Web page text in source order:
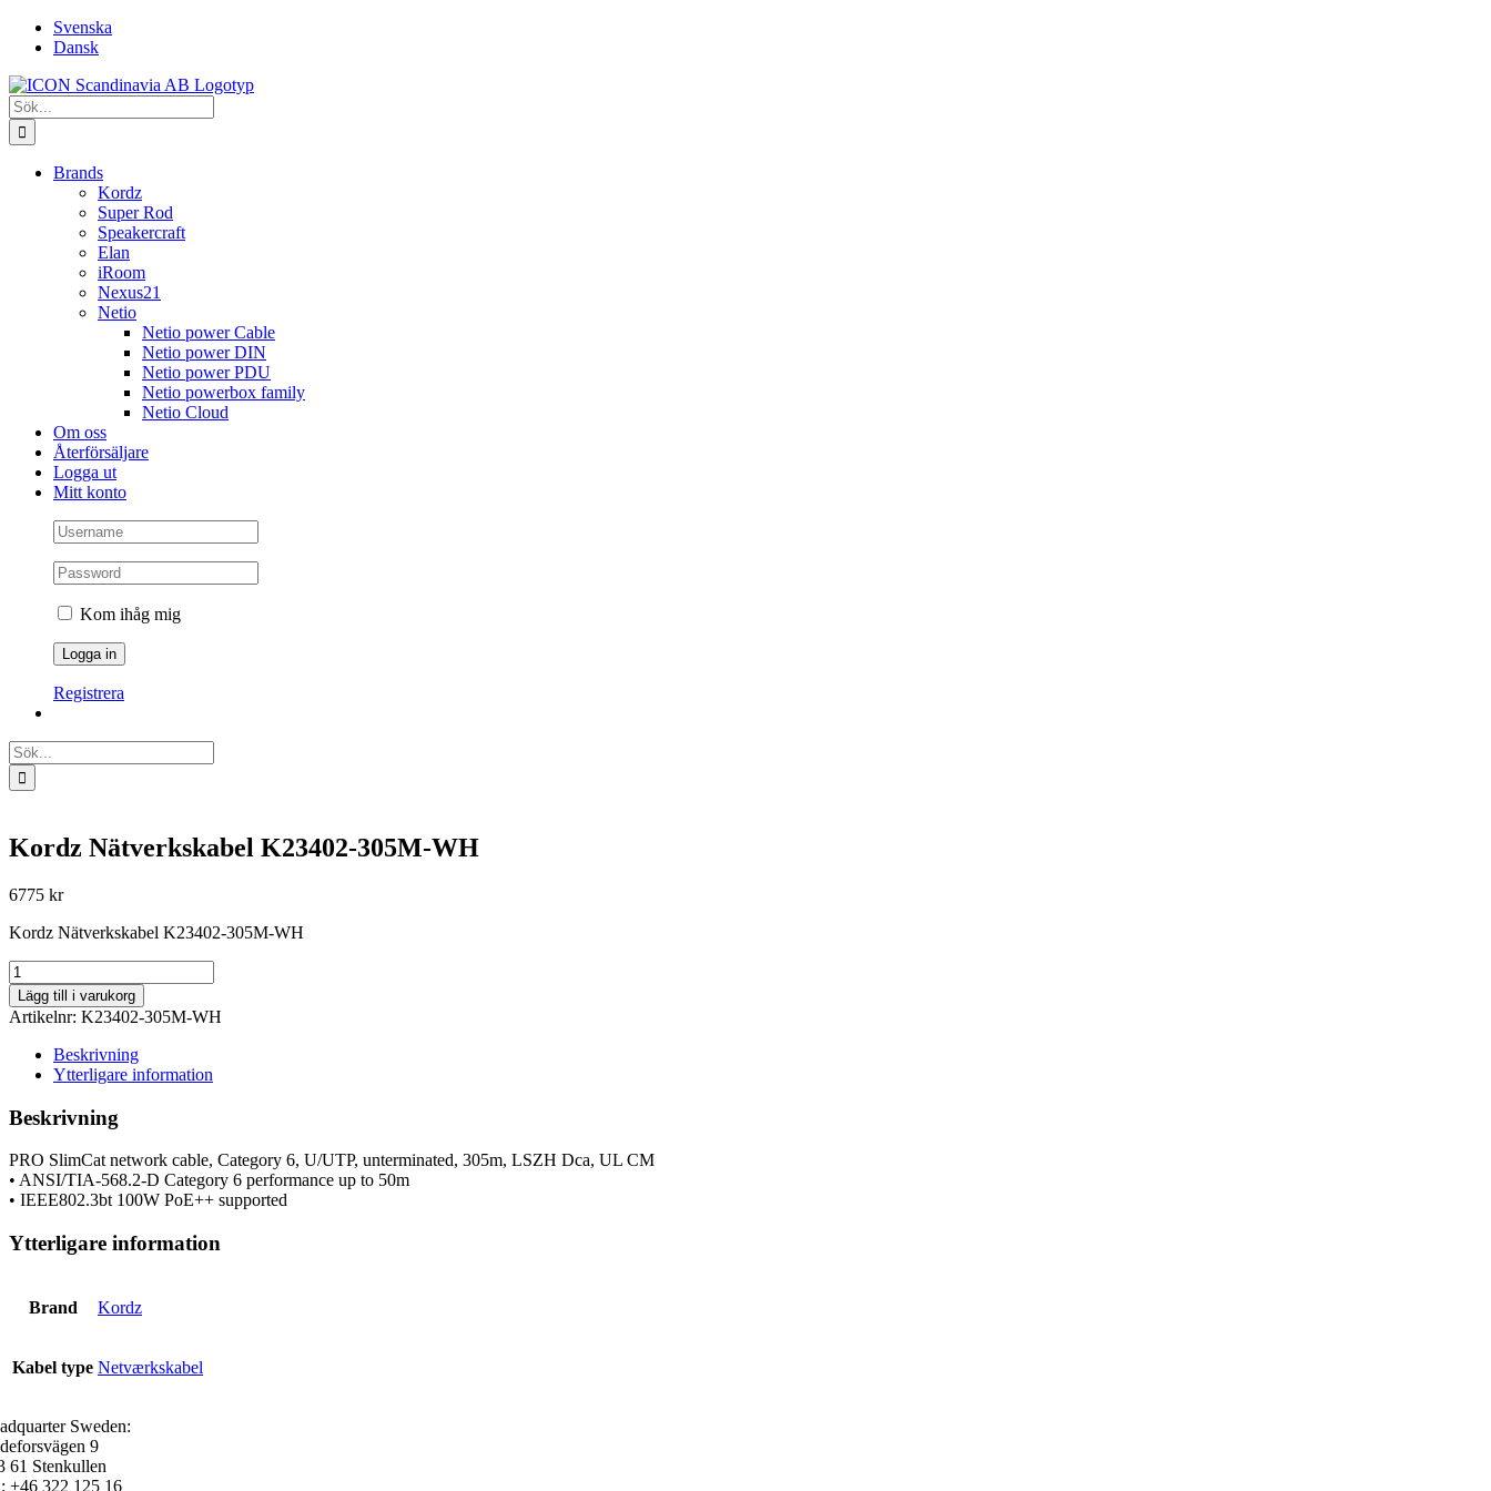
FortsättSvenska
Dansk
Sök
efter:
Brands
Kordz
Super Rod
Speakercraft
Elan
iRoom
Nexus21
Netio
Netio power Cable
Netio power DIN
Netio power PDU
Netio powerbox family
Netio Cloud
Om oss
Återförsäljare
Logga ut
Mitt konto
Kom ihåg mig
Registrera
Sök
efter:
Kordz Nätverkskabel K23402-305M-WH
6775 kr
Kordz Nätverkskabel K23402-305M-WH
Kordz
Nätverkskabel
K23402-
305M-
WH
mängd
Lägg till i varukorg
Artikelnr: K23402-305M-WH
Beskrivning
Ytterligare information
Beskrivning
PRO SlimCat network cable, Category 6, U/UTP, unterminated, 305m, LSZH Dca, UL CM
• ANSI/TIA-568.2-D Category 6 performance up to 50m
• IEEE802.3bt 100W PoE++ supported
Ytterligare information
Brand Kordz
Kabel type Netværkskabel
Sweden:
9
61 Stenkullen
+46 322 125 16